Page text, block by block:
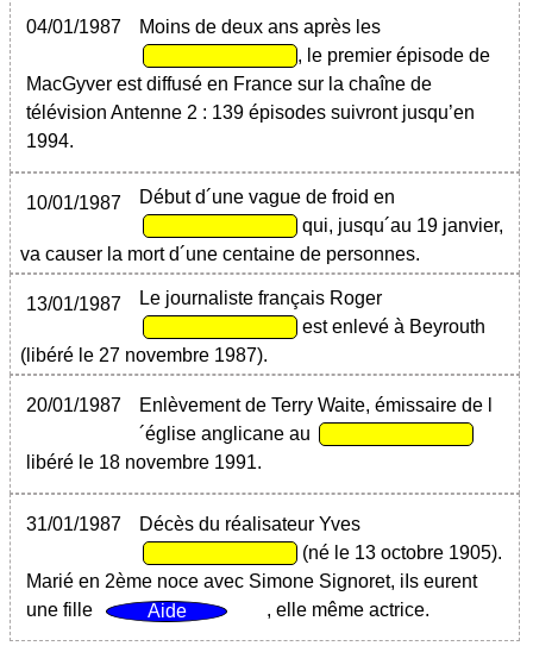
04/01/1987
Moins de deux ans après les
, le premier épisode de
MacGyver est diffusé en France sur la chaîne de
télévision Antenne 2 : 139 épisodes suivront jusqu’en
1994.
10/01/1987
Début d´une vague de froid en
qui, jusqu´au 19 janvier,
va causer la mort d´une centaine de personnes.
13/01/1987
Le journaliste français Roger
est enlevé à Beyrouth
(libéré le 27 novembre 1987).
20/01/1987
Enlèvement de Terry Waite, émissaire de l
´église anglicane au
libéré le 18 novembre 1991.
31/01/1987
Décès du réalisateur Yves
(né le 13 octobre 1905).
Marié en 2ème noce avec Simone Signoret, iIs eurent
une fille
, elle même actrice.